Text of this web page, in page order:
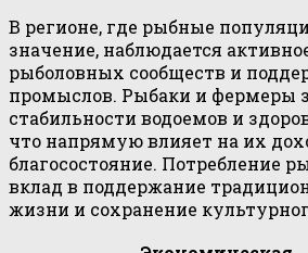
В регионе, где рыбные
значение, наблюдается
рыболовных сообществ и
промыслов. Рыбаки и фермеры
стабильности водоемов и
что напрямую влияет на их
благосостояние. Потребление
вклад в поддержание
жизни и сохранение